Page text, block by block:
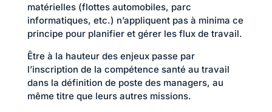
matérielles (flottes automobiles, parc
informatiques, etc.) n’appliquent pas à minima ce
principe pour planifier et gérer les flux de travail.
Être à la hauteur des enjeux passe par
l’inscription de la compétence santé au travail
dans la définition de poste des managers, au
même titre que leurs autres missions.